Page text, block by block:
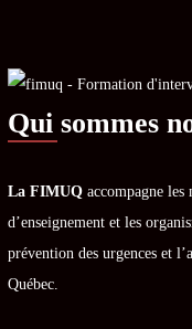
Qui sommes
La FIMUQ accompagne
d’enseignement et les
prévention des urgences et
Québec.